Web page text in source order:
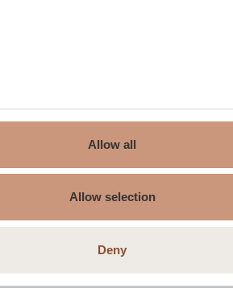
Allow all
Allow selection
Deny
150